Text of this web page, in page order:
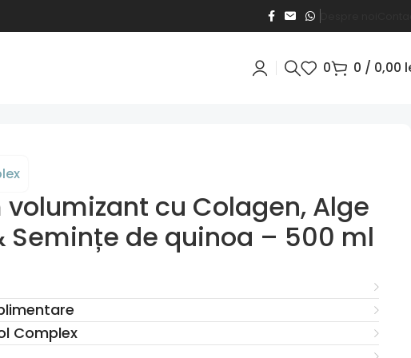
0 0 / 0,00
ml
volumizant cu Colagen, Alge
Semințe de quinoa – 500 ml
Complex